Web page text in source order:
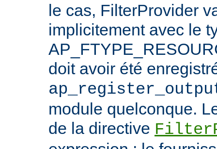
le cas, FilterProvider
implicitement avec le
doit avoir été
module quelconque.
de la directive